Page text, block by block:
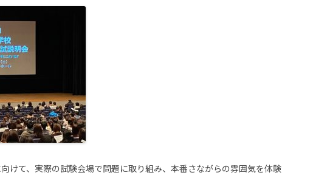
けて、実際の試験会場で問題に取り組み、本番さながらの雰囲気を体験